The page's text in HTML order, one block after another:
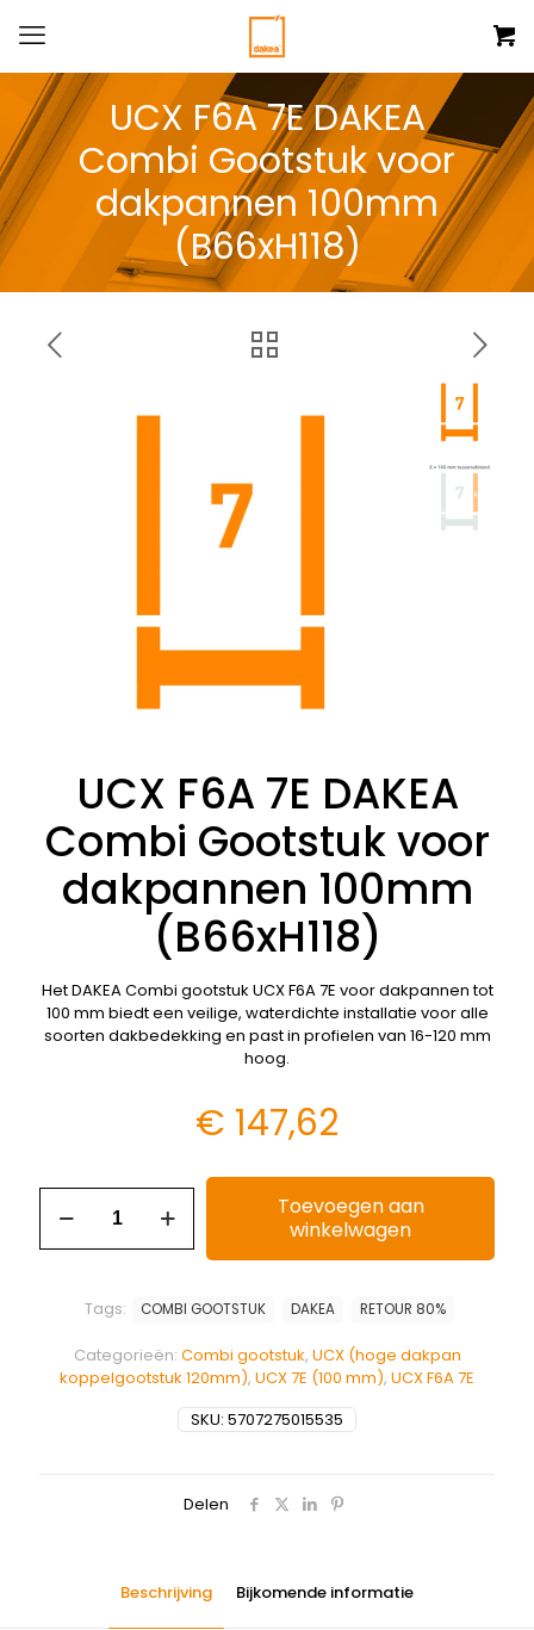
UCX F6A 7E DAKEA
Combi Gootstuk voor
dakpannen 100mm
(B66xH118)
UCX F6A 7E DAKEA
Combi Gootstuk voor
dakpannen 100mm
(B66xH118)
Het DAKEA Combi gootstuk UCX F6A 7E voor dakpannen tot
100 mm biedt een veilige, waterdichte installatie voor alle
soorten dakbedekking en past in profielen van 16-120 mm
hoog.
€ 147,62
Toevoegen aan
winkelwagen
SKU: 5707275015535
Categorieën: Combi gootstuk, UCX (hoge dakpan
koppelgootstuk 120mm), UCX 7E (100 mm), UCX F6A 7E
Tags: COMBI GOOTSTUK DAKEA RETOUR 80%
Delen
Beschrijving Bijkomende informatie